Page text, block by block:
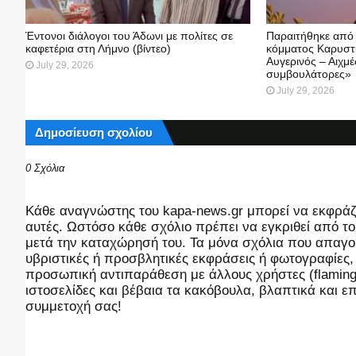
Έντονοι διάλογοι του Άδωνι με πολίτες σε
καφετέρια στη Λήμνο (βίντεο)
July 29, 2026
Παραιτήθηκε
κόμματος
Αυγερινός –
συμβουλάτορες»
July 29, 2026
Δημοσίευση σχολίου
0 Σχόλια
Kάθε αναγνώστης του kapa-news.gr μπορεί να
αυτές. Ωστόσο κάθε σχόλιο πρέπει να εγκριθεί από
μετά την καταχώρησή του. Τα μόνα σχόλια που
υβριστικές ή προσβλητικές εκφράσεις ή
προσωπική αντιπαράθεση με άλλους χρήστες
ιστοσελίδες και βέβαια τα κακόβουλα, βλαπτικά
συμμετοχή σας!